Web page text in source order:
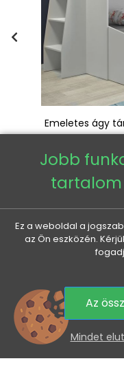
Emeletes ágy
453
A termékért felelős
VENETI
0
Jobb
tartalom
Ez a weboldal a
az Ön eszközén.
Az
Mindet